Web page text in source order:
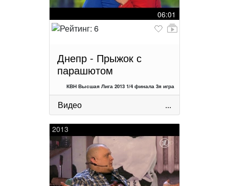
06:01
Днепр - Прыжок с
парашютом
КВН Высшая Лига 2013 1/4 финала 3я игра
Видео ...
2013